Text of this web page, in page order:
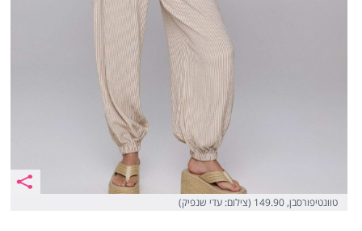
טוונטיפורסבן, 149.90 (צילום: עדי שנפיק)